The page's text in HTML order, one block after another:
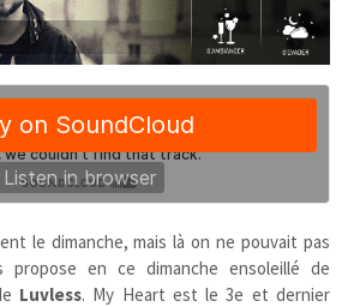
le dimanche, mais là on ne pouvait pas
propose en ce dimanche ensoleillé de
Luvless. My Heart est le 3e et dernier